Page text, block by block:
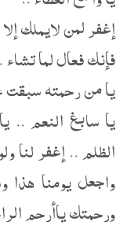
إغفر لمن لايملك
فإنك فعال لما
يا من رحمته
يا سابغ النعم ..
الظلم .. إغفر لنا
واجعل يومنا هذا
ورحمتك ياأرحم